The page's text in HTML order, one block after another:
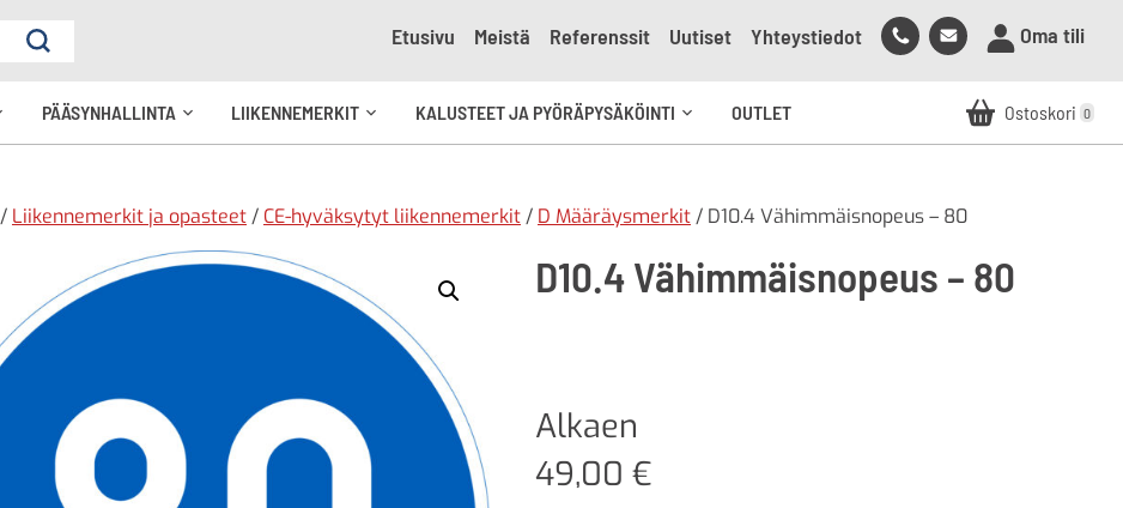
Hae
Etusivu Meistä Referenssit Uutiset Yhteystiedot
Soita
meille
Lähetä
meille
Oma tili
PÄÄSYNHALLINTA
LIIKENNEMERKIT
KALUSTEET JA PYÖRÄPYSÄKÖINTI
OUTLET Ostoskori 0
/ Liikennemerkit ja opasteet / CE-hyväksytyt liikennemerkit / D Määräysmerkit / D10.4 Vähimmäisnopeus – 80
D10.4 Vähimmäisnopeus – 80
Alkaen
49,00€